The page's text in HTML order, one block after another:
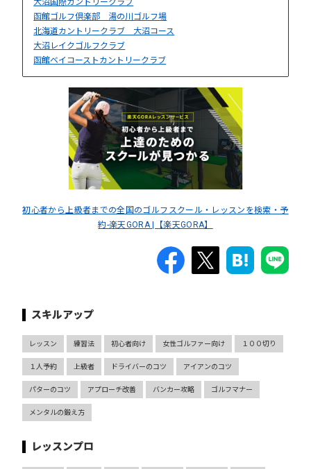
大沼国際カントリークラブ
函館ゴルフ倶楽部 湯の川ゴルフ場
北海道カントリークラブ 大沼コース
大沼レイクゴルフクラブ
函館ベイコーストカントリークラブ
初心者から上級者までの全国のゴルフスクール・レッスンを検索・予
約-楽天GORA |【楽天GORA】
スキルアップ
レッスン 練習法 初心者向け 女性ゴルファー向け １００切り
１人予約 上級者 ドライバーのコツ アイアンのコツ
パターのコツ アプローチ改善 バンカー攻略 ゴルフマナー
メンタルの鍛え方
レッスンプロ